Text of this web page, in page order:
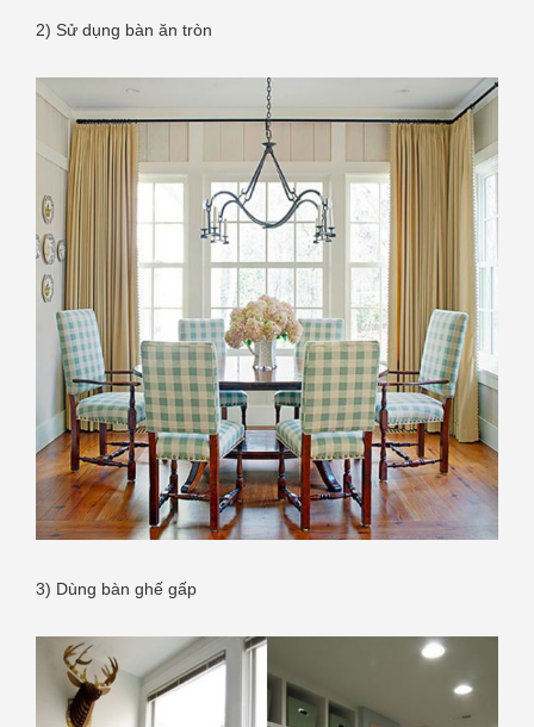
2) Sử dụng bàn ăn tròn
3) Dùng bàn ghế gấp